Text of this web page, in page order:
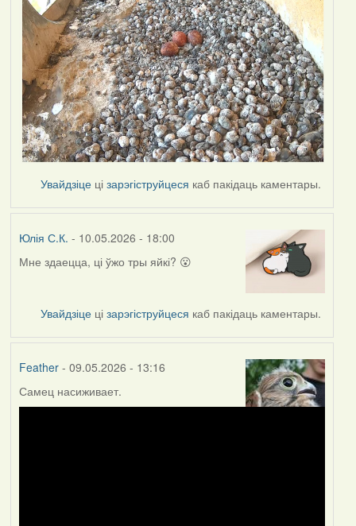
Увайдзіце цізарэгіструйцеся каб пакідаць каментары.
Юлія С.К. - 10.05.2026 - 18:00
Мне здаецца, ці ўжо тры яйкі? 😮
Увайдзіце цізарэгіструйцеся каб пакідаць каментары.
Feather- 09.05.2026 - 13:16
Самец насиживает.